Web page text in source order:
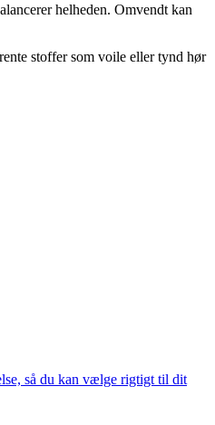
helheden. Omvendt kan
stoffer som voile eller tynd hør
så du kan vælge rigtigt til dit